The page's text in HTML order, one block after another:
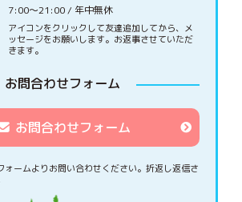
7:00〜21:00 / 年中無休
アイコンをクリックして友達追加してから、メ
ッセージをお願いします。お返事させていただ
きます。
お問合わせフォーム
お問合わせフォーム
ォームよりお問い合わせください。 折返し返信さ